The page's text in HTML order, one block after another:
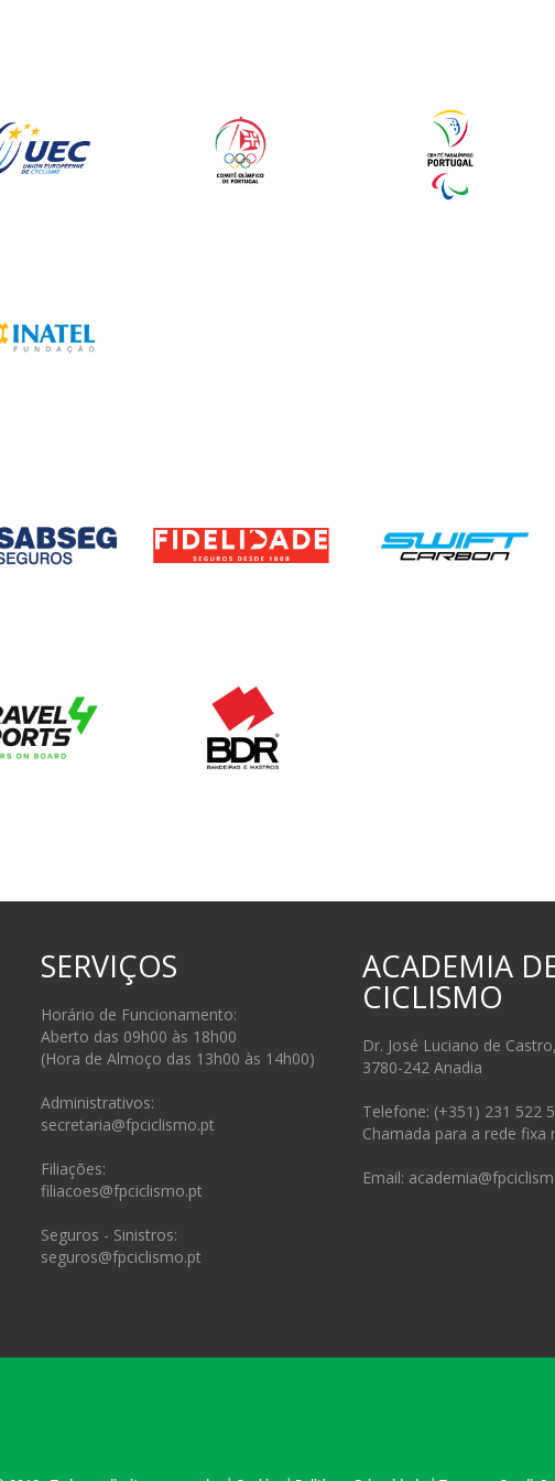
SERVIÇOS
Horário de Funcionamento:
Aberto das 09h00 às 18h00
(Hora de Almoço das 13h00 às 14h00)
Administrativos:
secretaria@fpciclismo.pt
Filiações:
filiacoes@fpciclismo.pt
Seguros - Sinistros:
seguros@fpciclismo.pt
ACADEMIA
CICLISMO
Dr. José Luciano de
3780-242 Anadia
Telefone: (+351) 231 522
Chamada para a rede fixa
Email: